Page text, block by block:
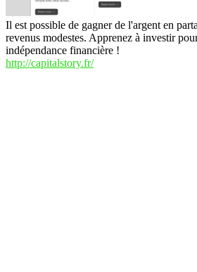
Il est possible de gagner de l'argent en
revenus modestes. Apprenez à investir
indépendance financière !
http://capitalstory.fr/